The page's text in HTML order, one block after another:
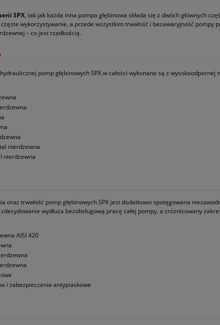
SPX, tak jak każda inna pompa głębinowa składa się z dwóch głównych
wykorzystywanie, a przede wszystkim trwałość i bezawaryjność pompy
– co jest rzadkością.
pomp głębinowych SPX w całości wykonane są z
nierdzewna
nierdzewna
oraz trwałość pomp głębinowych SPX jest dodatkowo spotęgowana
wydłuża bezobsługową pracę całej pompy, a zróżnicowany
AISI 420
i zabezpieczenie antypiaskowe